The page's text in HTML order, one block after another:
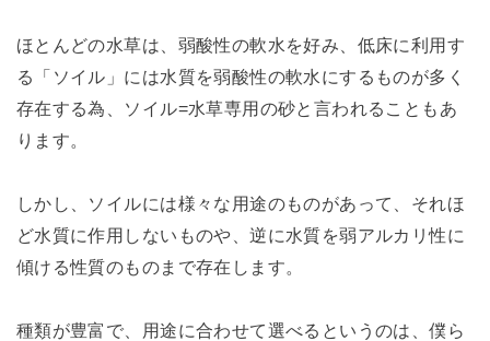
ほとんどの水草は、弱酸性の軟水を好み、低床に利用す
る「ソイル」には水質を弱酸性の軟水にするものが多く
存在する為、ソイル=水草専用の砂と言われることもあ
ります。
しかし、ソイルには様々な用途のものがあって、それほ
ど水質に作用しないものや、逆に水質を弱アルカリ性に
傾ける性質のものまで存在します。
種類が豊富で、用途に合わせて選べるというのは、僕ら